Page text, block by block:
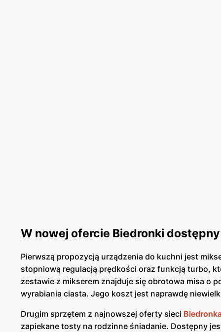
W nowej ofercie Biedronki
Pierwszą propozycją urządzenia do kuchni jest
stopniową regulacją prędkości oraz funkcją turbo,
zestawie z mikserem znajduje się obrotowa misa o
wyrabiania ciasta. Jego koszt jest naprawdę
Drugim sprzętem z najnowszej oferty sieci
zapiekane tosty na rodzinne śniadanie. Dostępny